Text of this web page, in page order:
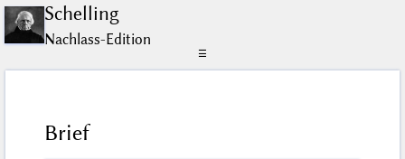
Schelling
Nachlass-Edition
☰
Brief